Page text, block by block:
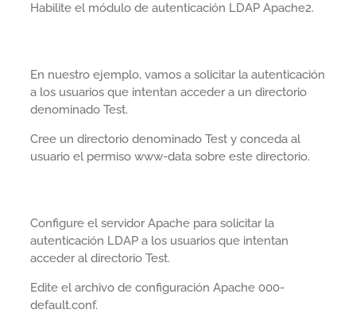
Habilite el módulo de autenticación LDAP Apache2.
En nuestro ejemplo, vamos a solicitar la autenticación
a los usuarios que intentan acceder a un directorio
denominado Test.
Cree un directorio denominado Test y conceda al
usuario el permiso www-data sobre este directorio.
Configure el servidor Apache para solicitar la
autenticación LDAP a los usuarios que intentan
acceder al directorio Test.
Edite el archivo de configuración Apache 000-
default.conf.